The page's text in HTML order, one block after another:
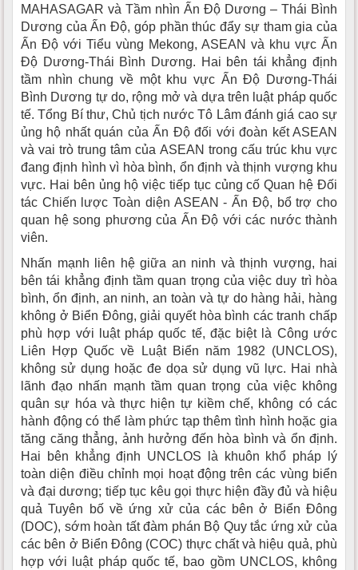
MAHASAGAR và Tầm nhìn Ấn Độ Dương – Thái Bình
Dương của Ấn Độ, góp phần thúc đẩy sự tham gia của
Ấn Độ với Tiểu vùng Mekong, ASEAN và khu vực Ấn
Độ Dương-Thái Bình Dương. Hai bên tái khẳng định
tầm nhìn chung về một khu vực Ấn Độ Dương-Thái
Bình Dương tự do, rộng mở và dựa trên luật pháp quốc
tế. Tổng Bí thư, Chủ tịch nước Tô Lâm đánh giá cao sự
ủng hộ nhất quán của Ấn Độ đối với đoàn kết ASEAN
và vai trò trung tâm của ASEAN trong cấu trúc khu vực
đang định hình vì hòa bình, ổn định và thịnh vượng khu
vực. Hai bên ủng hộ việc tiếp tục củng cố Quan hệ Đối
tác Chiến lược Toàn diện ASEAN - Ấn Độ, bổ trợ cho
quan hệ song phương của Ấn Độ với các nước thành
viên.
Nhấn mạnh liên hệ giữa an ninh và thịnh vượng, hai
bên tái khẳng định tầm quan trọng của việc duy trì hòa
bình, ổn định, an ninh, an toàn và tự do hàng hải, hàng
không ở Biển Đông, giải quyết hòa bình các tranh chấp
phù hợp với luật pháp quốc tế, đặc biệt là Công ước
Liên Hợp Quốc về Luật Biển năm 1982 (UNCLOS),
không sử dụng hoặc đe dọa sử dụng vũ lực. Hai nhà
lãnh đạo nhấn mạnh tầm quan trọng của việc không
quân sự hóa và thực hiện tự kiềm chế, không có các
hành động có thể làm phức tạp thêm tình hình hoặc gia
tăng căng thẳng, ảnh hưởng đến hòa bình và ổn định.
Hai bên khẳng định UNCLOS là khuôn khổ pháp lý
toàn diện điều chỉnh mọi hoạt động trên các vùng biển
và đại dương; tiếp tục kêu gọi thực hiện đầy đủ và hiệu
quả Tuyên bố về ứng xử của các bên ở Biển Đông
(DOC), sớm hoàn tất đàm phán Bộ Quy tắc ứng xử của
các bên ở Biển Đông (COC) thực chất và hiệu quả, phù
hợp với luật pháp quốc tế, bao gồm UNCLOS, không